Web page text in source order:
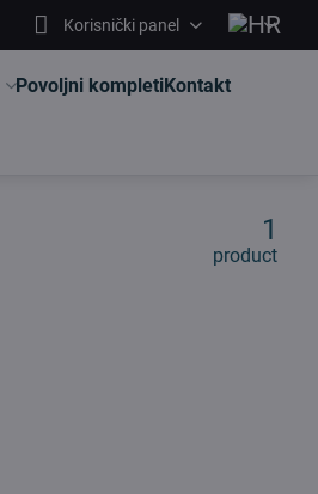
Korisnički panel
Povoljni kompletiKontakt
1
product